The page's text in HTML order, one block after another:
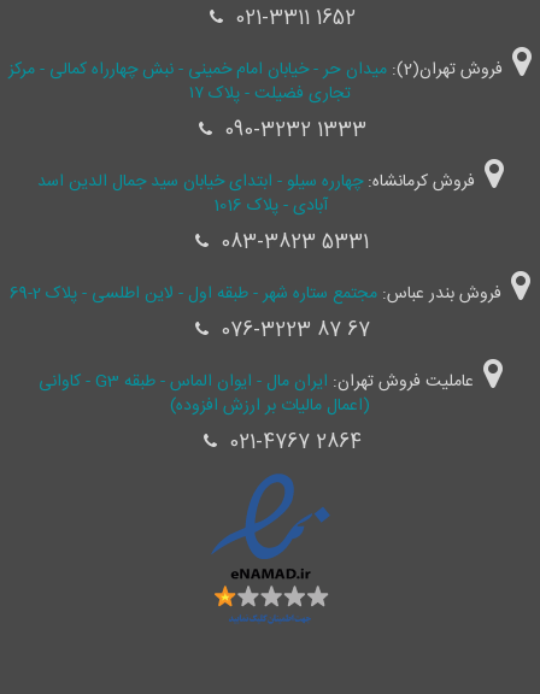
021-3311 1652
فروش تهران(2):
میدان حر - خیابان امام خمینی - نبش چهارراه کمالی - مرکز
تجاری فضیلت - پلاک ۱۷
090-3232 1333
فروش کرمانشاه:چهارره سیلو - ابتدای خیابان سید جمال ‌الدین اسد
آبادی - پلاک 1016
083-3823 5331
فروش بندر عباس: مجتمع ستاره شهر - طبقه اول - لاین اطلسی - پلاک 2-69
076-3223 87 67
عاملیت فروش تهران:
ایران مال - ایوان الماس - طبقه G3 - کاوانی
(اعمال مالیات بر ارزش افزوده)
021-4767 2864